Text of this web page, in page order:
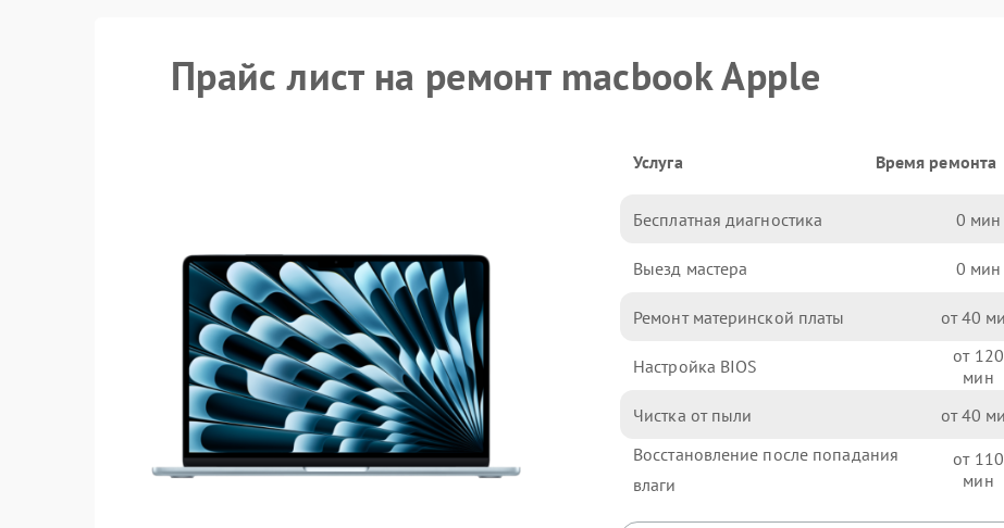
Прайс лист на ремонт macbook Apple
Услуга Время ремонта
Бесплатная диагностика 0
Выезд мастера 0
Ремонт материнской платы 40
Настройка BIOS 120
Чистка от пыли 40
Восстановление после попадания
влаги
110